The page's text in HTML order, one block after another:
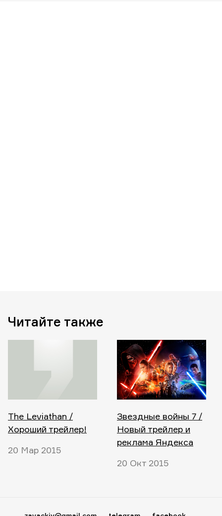
Читайте также
The Leviathan /
Хороший трейлер!
20 Мар 2015
Звездные войны 7 /
Новый трейлер и
реклама Яндекса
20 Окт 2015